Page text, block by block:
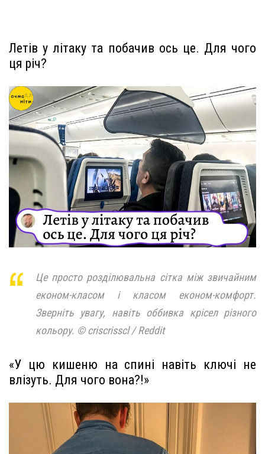
Летів у літаку та побачив ось це. Для чого
ця річ?
Це просто розділювальна сітка між звичайним
економ-класом і класом економ-комфорт.
Зверніть увагу, навіть оббивка крісел різного
кольору. © criscrisscl / Reddit
«У цю кишеню на спині навіть ключі не
влізуть. Для чого вона?!»